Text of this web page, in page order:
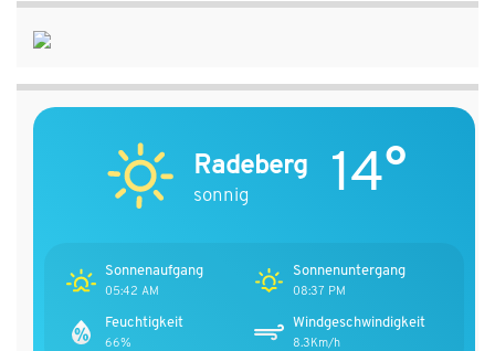
Radeberg
sonnig 14°
Sonnenaufgang
05:42 AM
Sonnenuntergang
08:37 PM
Feuchtigkeit
66%
Windgeschwindigkeit
8.3Km/h